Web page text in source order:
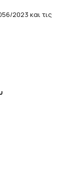
2023 και τις